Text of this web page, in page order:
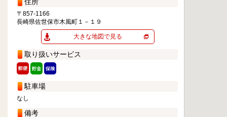
〒857-1166
長崎県佐世保市木風町１－１９
大きな地図で見る
取り扱いサービス
駐車場
なし
備考